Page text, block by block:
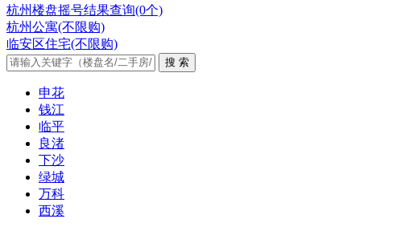
杭州楼盘摇号结果查询(0个)
杭州公寓(不限购)
临安区住宅(不限购)
申花
钱江
临平
良渚
下沙
绿城
万科
西溪